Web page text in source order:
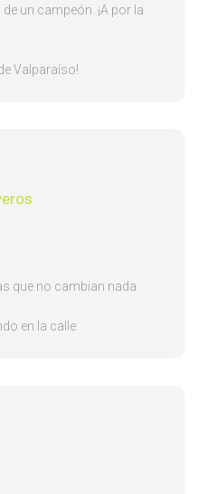
un campeón. ¡A por la
Valparaíso!
que no cambian nada
en la calle